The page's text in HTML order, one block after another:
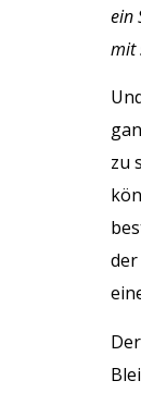
ein
mit
zu